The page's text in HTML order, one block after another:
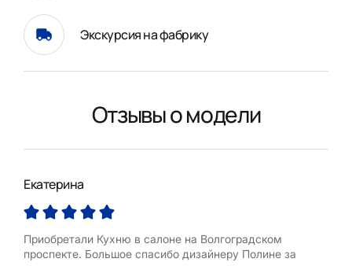
Экскурсия на фабрику
Отзывы о модели
Екатерина
Приобретали Кухню в салоне на Волгоградском
проспекте. Большое спасибо дизайнеру Полине за